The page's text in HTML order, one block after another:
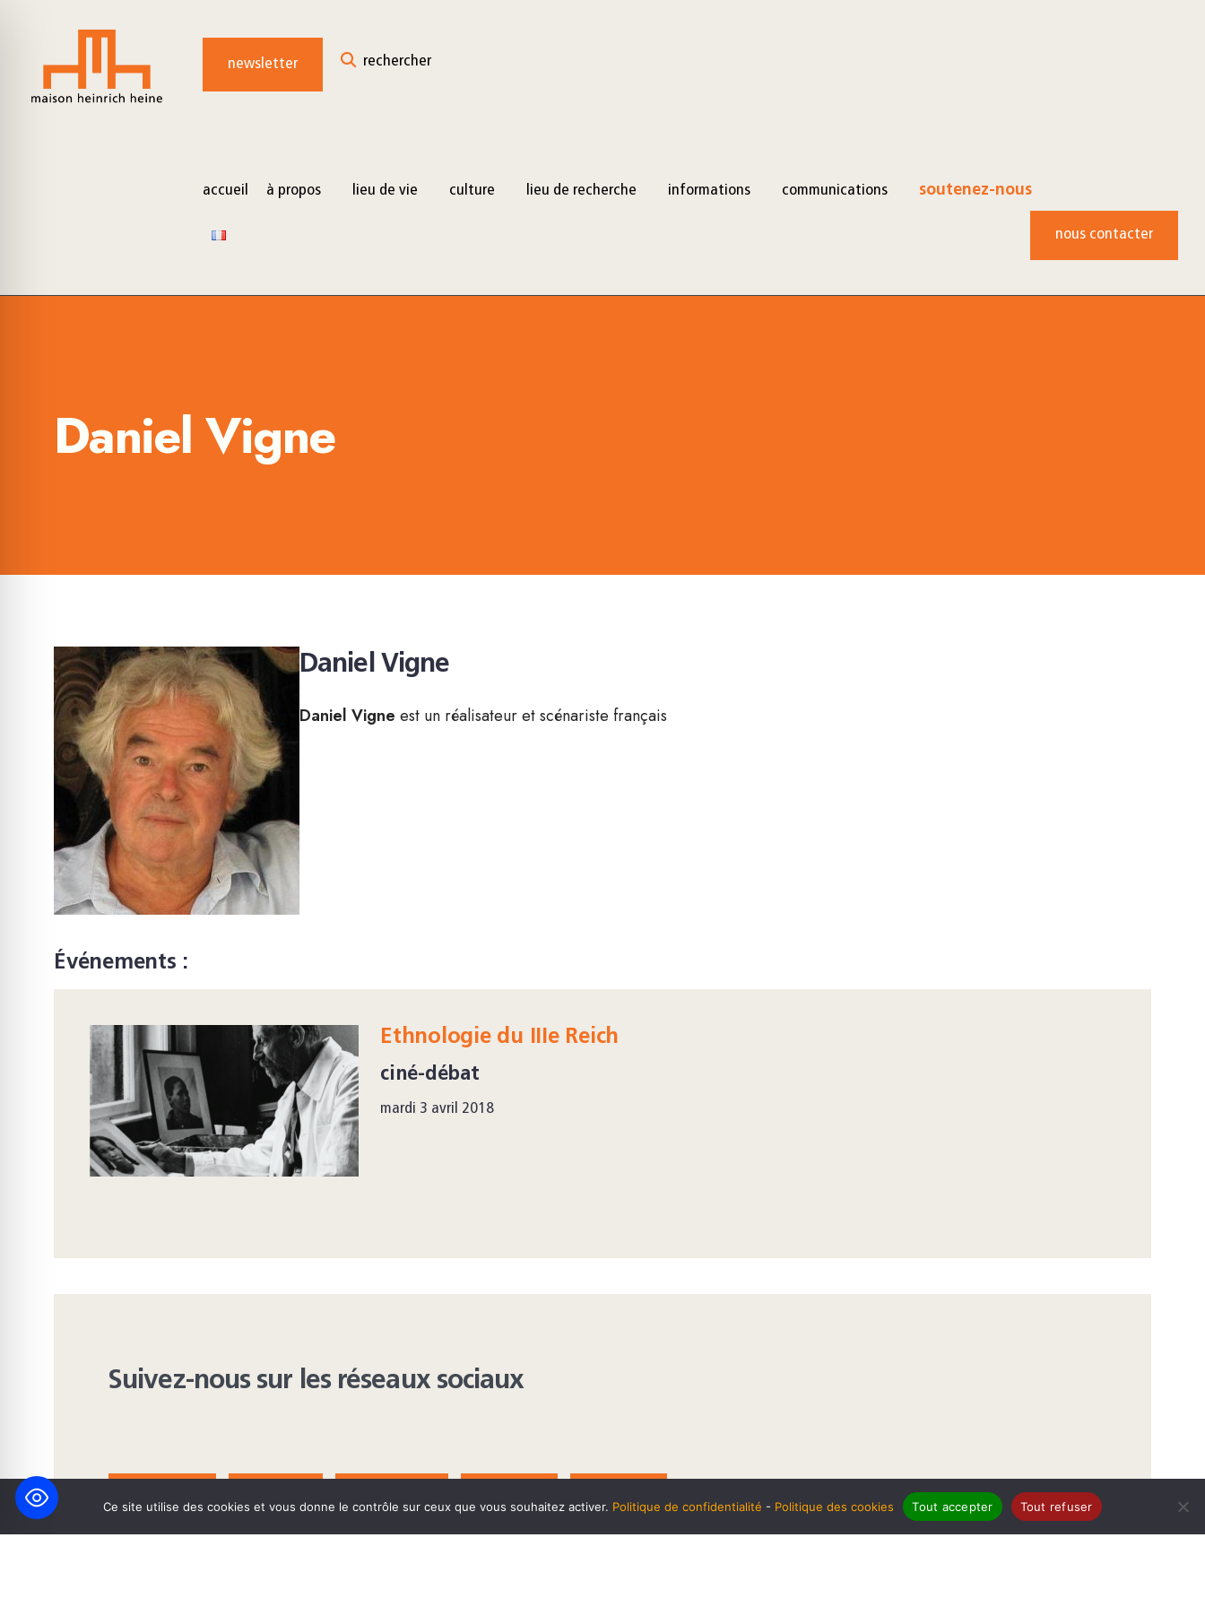
content
newsletter rechercher
accueil à propos lieu de vie culture lieu de recherche informations communications soutenez-nous
nous contacter
Daniel Vigne
Daniel Vigne
Daniel Vigne est un réalisateur et scénariste français
Événements :
Ethnologie du IIIe Reich
ciné-débat
mardi 3 avril 2018
Suivez-nous sur les réseaux sociaux
Ce site utilise des cookies et vous donne le contrôle sur ceux que vous souhaitez activer. Politique de confidentialité - Politique des cookies Tout accepter Tout refuser